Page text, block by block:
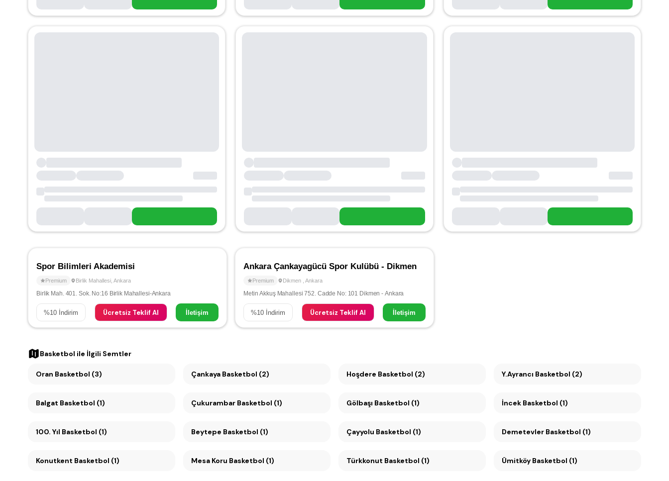
Spor Bilimleri Akademisi
Premium Birlik Mahallesi Ankara
Birlik Mah. 401. Sok. No:16 Birlik Mahallesi-Ankara
%10 İndirim Ücretsiz Teklif Al İletişim
Ankara Çankayagücü Spor Kulübü - Dikmen
Premium Dikmen Ankara
Metin Akkuş Mahallesi 752. Cadde No: 101 Dikmen - Ankara
%10 İndirim Ücretsiz Teklif Al İletişim
Basketbol ile İlgili Semtler
Oran Basketbol (3) Çankaya Basketbol (2) Hoşdere Basketbol (2) Y.Ayrancı Basketbol (2)
Balgat Basketbol (1) Çukurambar Basketbol (1) Gölbaşı Basketbol (1) İncek Basketbol (1)
100. Yıl Basketbol (1) Beytepe Basketbol (1) Çayyolu Basketbol (1) Demetevler Basketbol (1)
Konutkent Basketbol (1) Mesa Koru Basketbol (1) Türkkonut Basketbol (1) Ümitköy Basketbol (1)